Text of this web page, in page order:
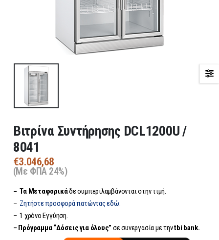
Βιτρίνα Συντήρησης DCL1200U /
8041
€3.046,68
(Με ΦΠΑ 24%)
– Τα Μεταφορικάδε συμπεριλαμβάνονται στην τιμή.
– Ζητήστε προσφορά πατώντας εδώ.
– 1 χρόνο Εγγύηση.
– Πρόγραμμα “Δόσεις για όλους” σε συνεργασία με τηνtbi bank.